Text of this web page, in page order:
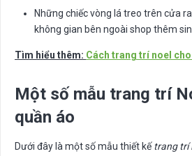
Những chiếc vòng lá treo trên cửa
không gian bên ngoài shop thêm
Tìm hiểu thêm: Cách trang trí noel
Một số mẫu trang trí
quần áo
Dưới đây là một số mẫu thiết kếtrang trí